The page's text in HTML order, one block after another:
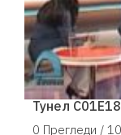
Тунел
0 Прегледи /